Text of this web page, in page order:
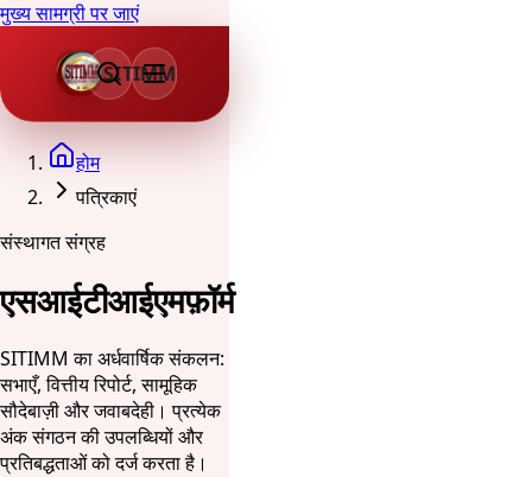
मुख्य सामग्री पर जाएं
SITIMM
होम
पत्रिकाएं
संस्थागत संग्रह
एसआईटीआईएमफ़ॉर्म
SITIMM का अर्धवार्षिक संकलन:
सभाएँ, वित्तीय रिपोर्ट, सामूहिक
सौदेबाज़ी और जवाबदेही। प्रत्येक
अंक संगठन की उपलब्धियों और
प्रतिबद्धताओं को दर्ज करता है।